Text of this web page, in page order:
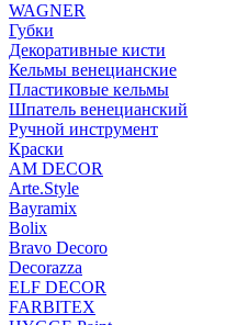
WAGNER
Губки
Декоративные кисти
Кельмы венецианские
Пластиковые кельмы
Шпатель венецианский
Ручной инструмент
Краски
AM DECOR
Arte.Style
Bayramix
Bolix
Bravo Decoro
Decorazza
ELF DECOR
FARBITEX